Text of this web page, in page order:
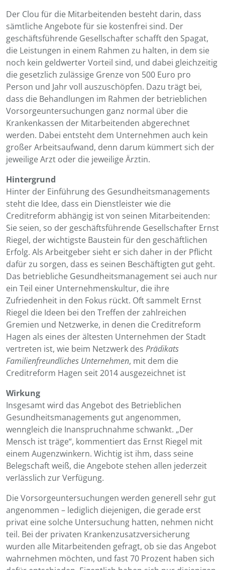
Der Clou für die Mitarbeitenden besteht darin, dass
sämtliche Angebote für sie kostenfrei sind. Der
geschäftsführende Gesellschafter schafft den Spagat,
die Leistungen in einem Rahmen zu halten, in dem sie
noch kein geldwerter Vorteil sind, und dabei gleichzeitig
die gesetzlich zulässige Grenze von 500 Euro pro
Person und Jahr voll auszuschöpfen. Dazu trägt bei,
dass die Behandlungen im Rahmen der betrieblichen
Vorsorgeuntersuchungen ganz normal über die
Krankenkassen der Mitarbeitenden abgerechnet
werden. Dabei entsteht dem Unternehmen auch kein
großer Arbeitsaufwand, denn darum kümmert sich der
jeweilige Arzt oder die jeweilige Ärztin.
Hintergrund
Hinter der Einführung des Gesundheitsmanagements
steht die Idee, dass ein Dienstleister wie die
Creditreform abhängig ist von seinen Mitarbeitenden:
Sie seien, so der geschäftsführende Gesellschafter Ernst
Riegel, der wichtigste Baustein für den geschäftlichen
Erfolg. Als Arbeitgeber sieht er sich daher in der Pflicht
dafür zu sorgen, dass es seinen Beschäftigten gut geht.
Das betriebliche Gesundheitsmanagement sei auch nur
ein Teil einer Unternehmenskultur, die ihre
Zufriedenheit in den Fokus rückt. Oft sammelt Ernst
Riegel die Ideen bei den Treffen der zahlreichen
Gremien und Netzwerke, in denen die Creditreform
Hagen als eines der ältesten Unternehmen der Stadt
vertreten ist, wie beim Netzwerk des Prädikats
Familienfreundliches Unternehmen, mit dem die
Creditreform Hagen seit 2014 ausgezeichnet ist
Wirkung
Insgesamt wird das Angebot des Betrieblichen
Gesundheitsmanagements gut angenommen,
wenngleich die Inanspruchnahme schwankt. „Der
Mensch ist träge“, kommentiert das Ernst Riegel mit
einem Augenzwinkern. Wichtig ist ihm, dass seine
Belegschaft weiß, die Angebote stehen allen jederzeit
verlässlich zur Verfügung.
Die Vorsorgeuntersuchungen werden generell sehr gut
angenommen – lediglich diejenigen, die gerade erst
privat eine solche Untersuchung hatten, nehmen nicht
teil. Bei der privaten Krankenzusatzversicherung
wurden alle Mitarbeitenden gefragt, ob sie das Angebot
wahrnehmen möchten, und fast 70 Prozent haben sich